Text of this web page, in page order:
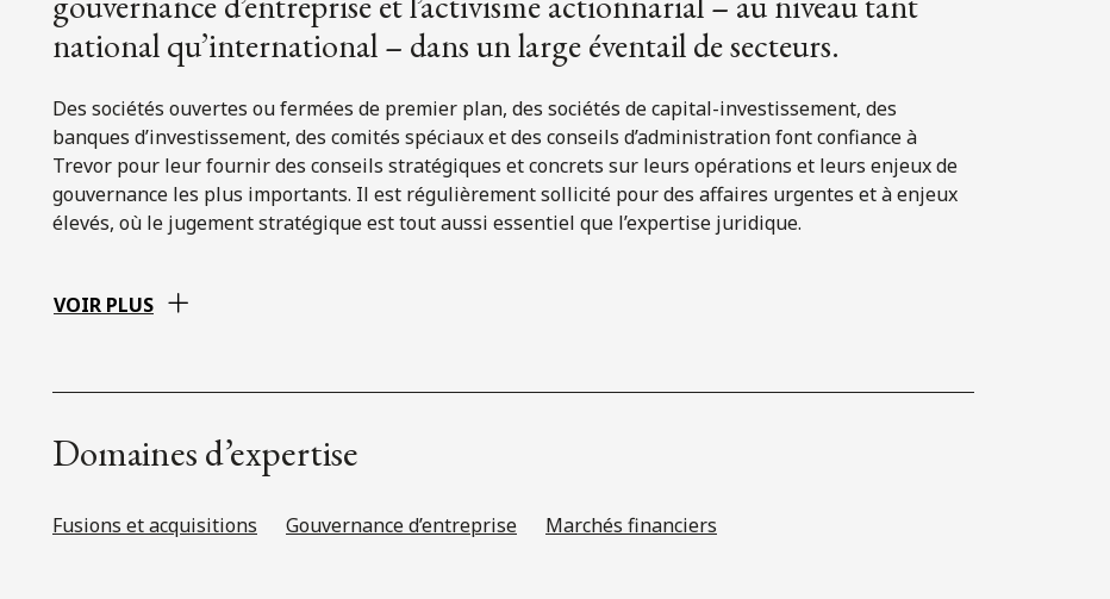
national qu’international – dans un large éventail de secteurs.
Des sociétés ouvertes ou fermées de premier plan, des sociétés de capital-investissement, des
banques d’investissement, des comités spéciaux et des conseils d’administration font confiance à
Trevor pour leur fournir des conseils stratégiques et concrets sur leurs opérations et leurs enjeux de
gouvernance les plus importants. Il est régulièrement sollicité pour des affaires urgentes et à enjeux
élevés, où le jugement stratégique est tout aussi essentiel que l’expertise juridique.
VOIR PLUS
Domaines d’expertise
Fusions et acquisitions Gouvernance d’entreprise Marchés financiers